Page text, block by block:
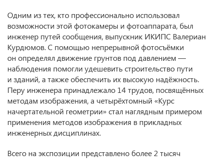
Одним из тех, кто профессионально использовал
возможности этой фотокамеры и фотоаппарата, был
инженер путей сообщения, выпускник ИКИПС Валериан
Курдюмов. С помощью непрерывной фотосъёмки
он определял движение грунтов под давлением —
наблюдения помогли удешевить строительство пути
и зданий, а также обеспечить их высокую надёжность.
Перу инженера принадлежало 14 трудов, посвящённых
методам изображения, а четырёхтомный «Курс
начертательной геометрии» стал наглядным примером
применения методов изображения в прикладных
инженерных дисциплинах.
Всего на экспозиции представлено более 2 тысяч